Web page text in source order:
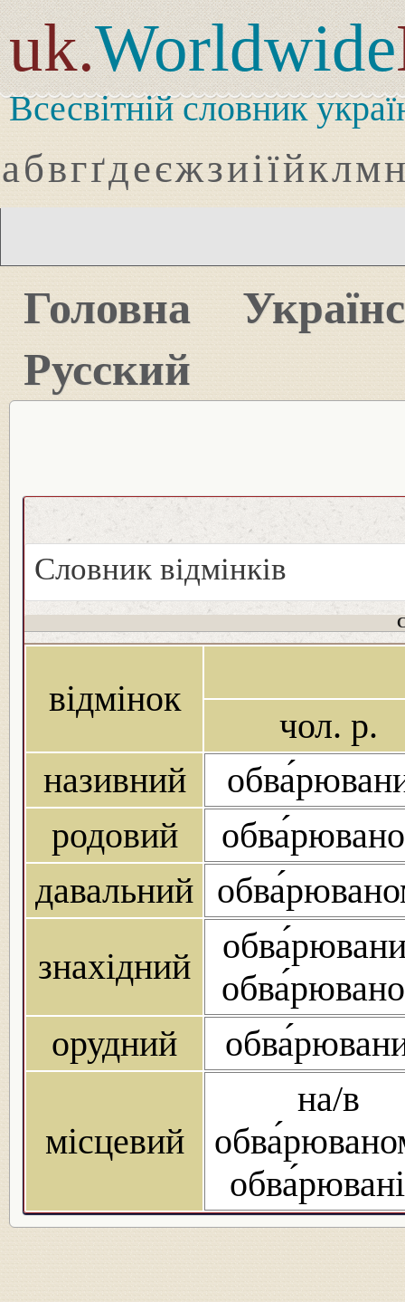
uk.Worldwide
Всесвітній словник
абвгґдеєжзиіїйклмн
Головна
Русский
Словник відмінків
відмінок
чол. р.
називний
родовий
давальний
знахідний
орудний
місцевий
на/в